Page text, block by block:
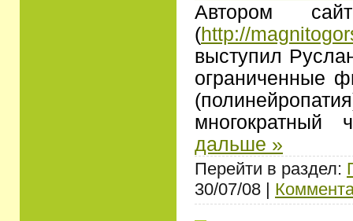
Автором
(http://
выступил
ограниченные
дальше »
Перейти в раздел:
30/07/08 |